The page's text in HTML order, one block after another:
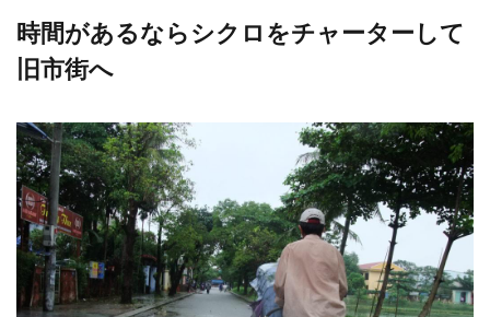
時間があるならシクロをチャーターして
旧市街へ